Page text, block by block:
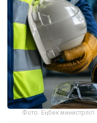
Фото: Еңбек министрлігі